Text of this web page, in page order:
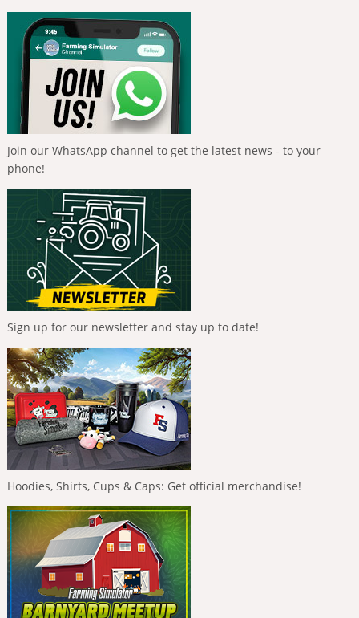
Join our WhatsApp channel to get the latest news - to your
phone!
Sign up for our newsletter and stay up to date!
Hoodies, Shirts, Cups & Caps: Get official merchandise!